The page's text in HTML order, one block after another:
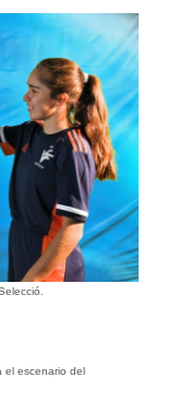
el escenario del